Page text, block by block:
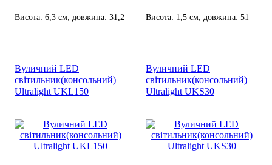
Висота: 6,3 см; довжина: 31,2
Висота: 1,5 см; довжина: 51
Вуличний LED
світильник(консольний)
Ultralight UKL150
Вуличний LED
світильник(консольний)
Ultralight UKS30